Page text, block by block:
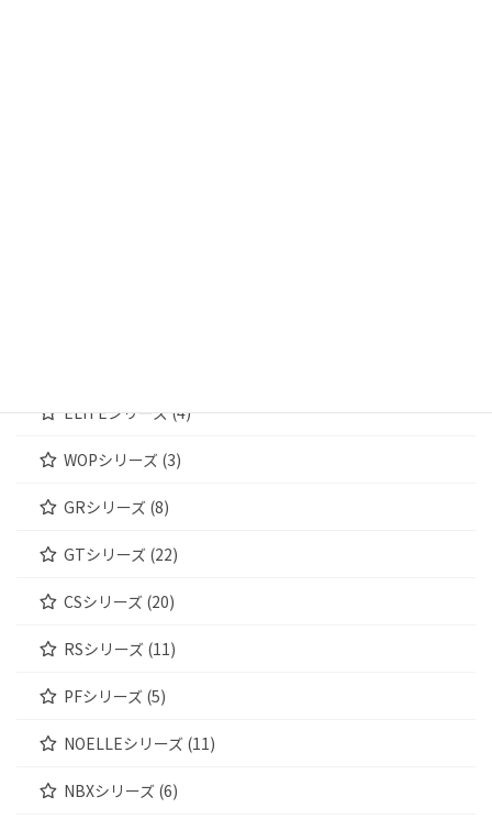
ELITEシリーズ (4)
WOPシリーズ (3)
GRシリーズ (8)
GTシリーズ (22)
CSシリーズ (20)
RSシリーズ (11)
PFシリーズ (5)
NOELLEシリーズ (11)
NBXシリーズ (6)